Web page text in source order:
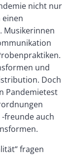
nicht nur
einen
Musikerinnen
und
Doch
Pandemietest
freunde auch
fragen